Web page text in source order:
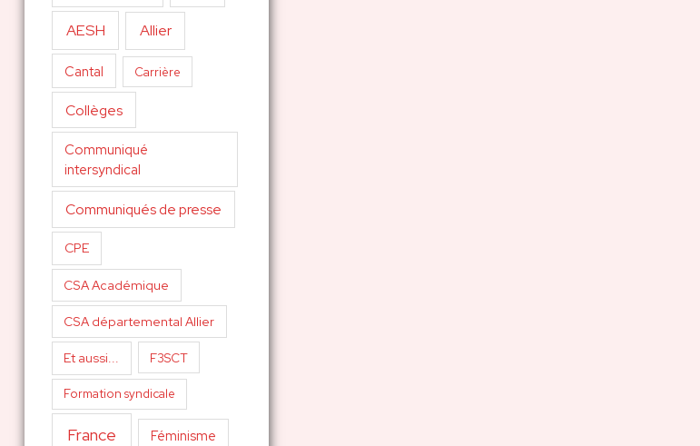
AESH Allier
Cantal Carrière
Collèges
Communiqué
intersyndical
Communiqués de presse
CPE
CSA Académique
CSA départemental Allier
Et aussi... F3SCT
Formation syndicale
France Féminisme